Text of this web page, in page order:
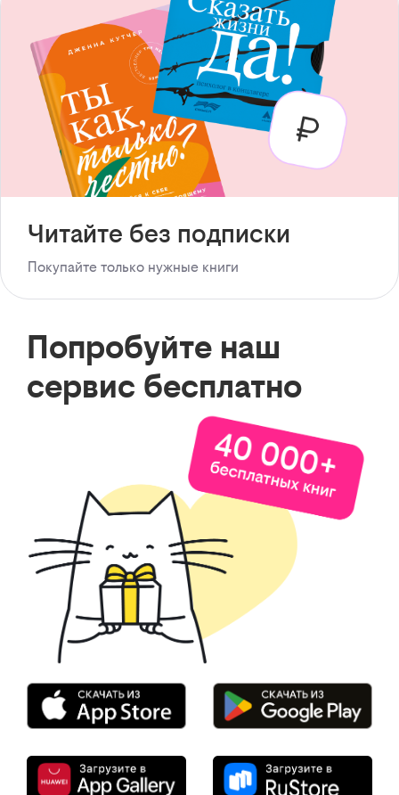
Читайте без подписки
Покупайте только нужные книги
Попробуйте наш
сервис бесплатно